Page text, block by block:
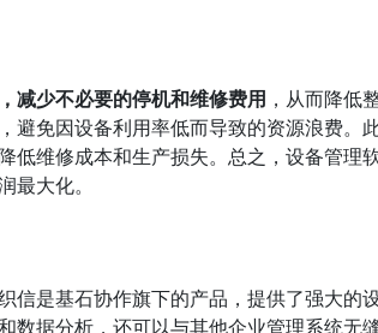
减少不必要的停机和维修费用 ，从而降低
避免因设备利用率低而导致的资源浪费。
低维修成本和生产损失。总之，设备管理
大化。
信是基石协作旗下的产品，提供了强大的
数据分析，还可以与其他企业管理系统无